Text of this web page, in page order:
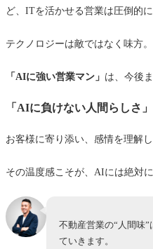
ど、ITを活かせる営業は圧倒的に
テクノロジーは敵ではなく味方。
「AIに強い営業マン」 は、今後
「AIに負けない人間らしさ
お客様に寄り添い、感情を理解
その温度感こそが、AIには絶対
不動産営業の“人間味
ていきます。